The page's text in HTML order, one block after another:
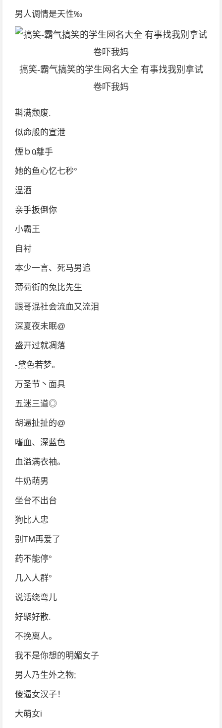
男人调情是天性‰
搞笑-霸气搞笑的学生网名大全 有事找我别拿试
卷吓我妈
斟满颓废.
似命般的宣泄
煙ｂū離手
她的鱼心忆七秒°
温酒
亲手扳倒你
小霸王
自衬
本少一言、死马男追
薄荷街的兔比先生
跟哥混社会流血又流泪
深夏夜未眠@
盛开过就凋落
-黛色若梦。
万圣节丶面具
五迷三道◎
胡逼扯扯的@
嗜血、深蓝色
血溢满衣袖。
牛奶萌男
坐台不出台
狗比人忠
别TM再爱了
药不能停°
几入人群°
说话绕弯儿
好聚好散.
不挽离人。
我不是你想的明媚女子
男人乃生外之物;
傻逼女汉子！
大萌女i